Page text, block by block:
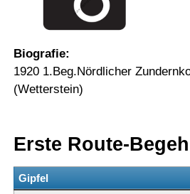
Biografie:
1920 1.Beg.Nördlicher
(Wetterstein)
Erste Route-
Gipfel